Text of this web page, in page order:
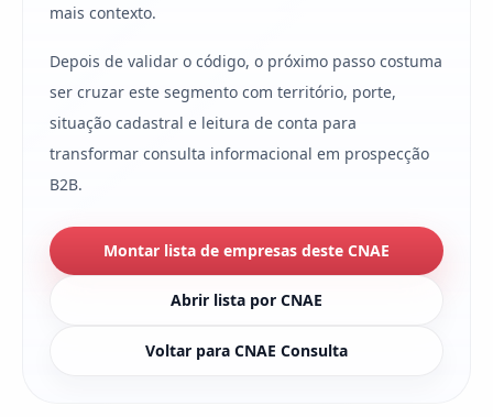
mais contexto.
Depois de validar o código, o próximo passo costuma
ser cruzar este segmento com território, porte,
situação cadastral e leitura de conta para
transformar consulta informacional em prospecção
B2B.
Montar lista de empresas deste CNAE
Abrir lista por CNAE
Voltar para CNAE Consulta